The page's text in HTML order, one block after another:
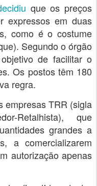
que os preços
expressos em duas
como é o costume
Segundo o órgão
de facilitar o
Os postos têm 180
regra.
empresas TRR (sigla
Retalhista), que
grandes a
a comercializarem
autorização apenas